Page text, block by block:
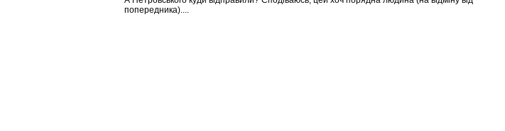
попередника)....